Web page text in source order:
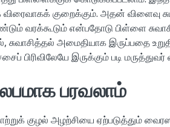
விரைவாகக் குறைக்கும். அதன் விளைவு
வரக்கூடும் என்பதோடு பிள்ளை
சுவாசித்தல் அமைதியாக இருப்பதை
பிரிவிலேயே இருக்கும் படி மருத்துவர்
பரவலாம்
குழல் அழற்சியை ஏற்படுத்தும்